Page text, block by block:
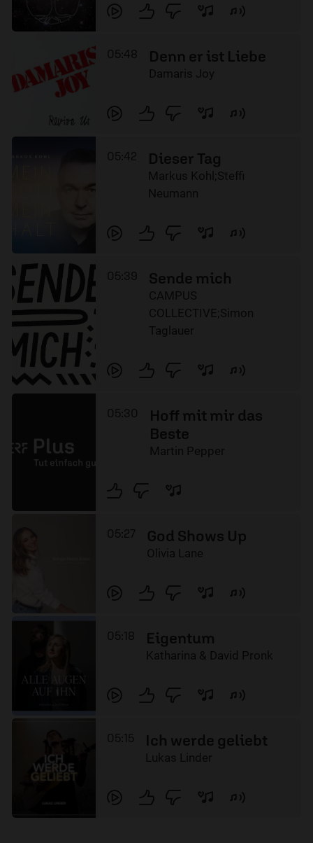
05:48 Denn er ist Liebe
Damaris Joy
05:42 Dieser Tag
Markus Kohl;Steffi
Neumann
05:39 Sende mich
CAMPUS
COLLECTIVE;Simon
Taglauer
05:30
Hoff mit mir das
Beste
Martin Pepper
05:27 God Shows Up
Olivia Lane
05:18 Eigentum
Katharina & David Pronk
05:15 Ich werde geliebt
Lukas Linder